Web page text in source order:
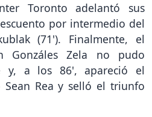
Toronto adelantó sus
por intermedio del
(71'). Finalmente, el
Gonzáles Zela no pudo
y, a los 86', apareció el
Sean Rea y selló el triunfo